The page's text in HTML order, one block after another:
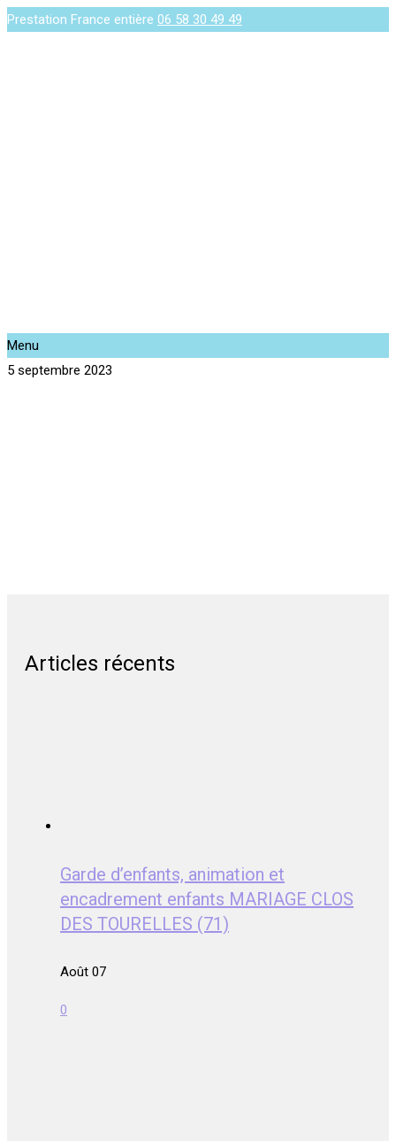
Prestation France entière 06 58 30 49 49
Menu
5 septembre 2023
Articles récents
Garde d’enfants, animation et
encadrement enfants MARIAGE CLOS
DES TOURELLES (71)
Août 07
0